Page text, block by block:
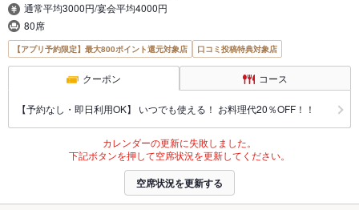
通常平均3000円/宴会平均4000円
80席
【アプリ予約限定】最大800ポイント還元対象店 口コミ投稿特典対象店
クーポン コース
【予約なし・即日利用OK】 いつでも使える！ お料理代20％OFF！！
カレンダーの更新に失敗しました。
下記ボタンを押して空席状況を更新してください。
空席状況を更新する